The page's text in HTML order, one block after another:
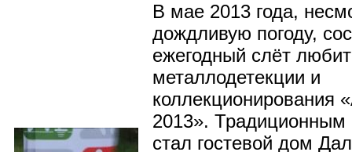
В мае 2013 года,
дождливую погоду,
ежегодный слёт
металлодетекции и
коллекционирования
2013». Традиционным
стал гостевой дом